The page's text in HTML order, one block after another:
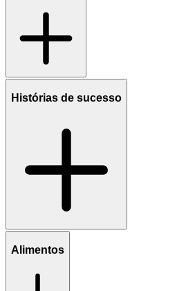
Histórias de sucesso
Alimentos